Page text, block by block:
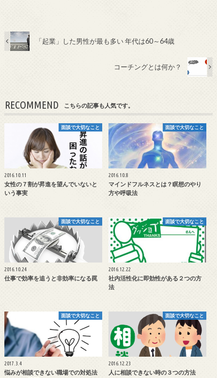
「起業」した男性が最も多い 年代は60～64歳
コーチングとは何か？
RECOMMEND こちらの記事も人気です。
面談で大切なこと
2016.10.11
女性の７割が昇進を望んでいないと
いう事実
面談で大切なこと
2016.10.8
マインドフルネスとは？瞑想のやり
方や呼吸法
面談で大切なこと
2016.10.24
仕事で効率を追うと非効率になる罠
面談で大切なこと
2016.12.22
社内活性化に即効性がある２つの方
法
面談で大切なこと
2017.3.4
悩みが相談できない職場での対処法
面談で大切なこと
2016.12.23
人に相談できない時の３つの方法